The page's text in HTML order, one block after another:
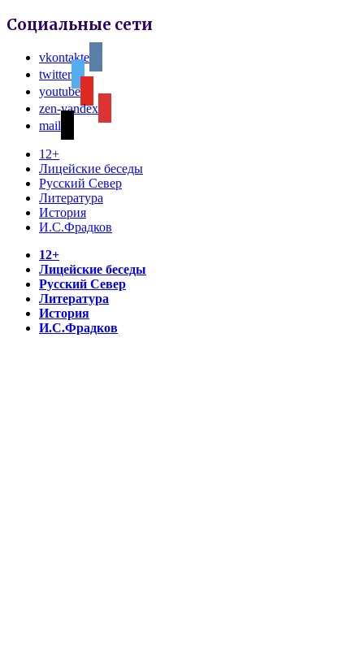
Социальные сети
vkontakte
twitter
youtube
zen-yandex
mail
12+
Лицейские беседы
Русский Север
Литература
История
И.С.Фрадков
12+
Лицейские беседы
Русский Север
Литература
История
И.С.Фрадков